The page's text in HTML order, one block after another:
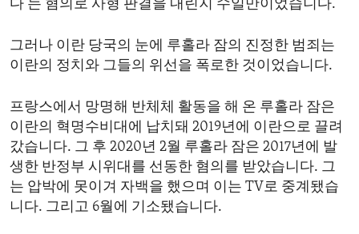
ENVIRONMENT AND HEALTH
IDEALS AND INSTITUTIONS
다’는 혐의로 사형 판결을 내린지 수일만이었습니다.
그러나 이란 당국의 눈에 루홀라 잠의 진정한 범죄는
이란의 정치와 그들의 위선을 폭로한 것이었습니다.
프랑스에서 망명해 반체체 활동을 해 온 루홀라 잠은
이란의 혁명수비대에 납치돼 2019년에 이란으로 끌려
갔습니다. 그 후 2020년 2월 루홀라 잠은 2017년에 발
생한 반정부 시위대를 선동한 혐의를 받았습니다. 그
는 압박에 못이겨 자백을 했으며 이는 TV로 중계됐습
니다. 그리고 6월에 기소됐습니다.